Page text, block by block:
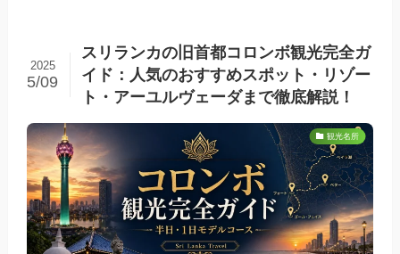
スリランカの旧首都コロンボ観光完全ガ
イド：人気のおすすめスポット・リゾー
ト・アーユルヴェーダまで徹底解説！
2025
5/09
観光名所